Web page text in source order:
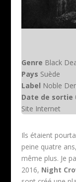
Genre Black
Pays Suède
Label Noble
Date de sortie
Site Internet
Ils étaient
peine quatre
même plus. Je
2016, Night